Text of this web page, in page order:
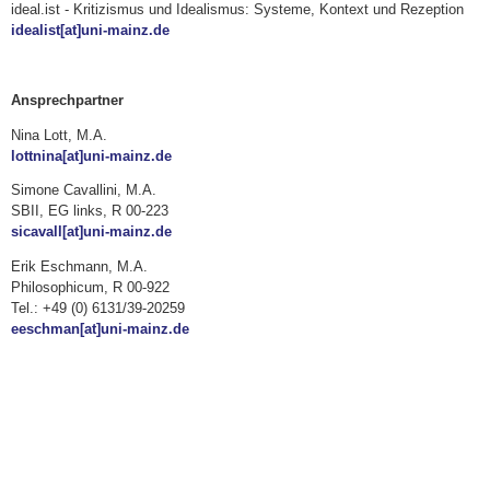
ideal.ist - Kritizismus und Idealismus: Systeme, Kontext und Rezeption
idealist[at]uni-mainz.de
Ansprechpartner
Nina Lott, M.A.
lottnina[at]uni-mainz.de
Simone Cavallini, M.A.
SBII, EG links, R 00-223
sicavall[at]uni-mainz.de
Erik Eschmann, M.A.
Philosophicum, R 00-922
Tel.: +49 (0) 6131/39-20259
eeschman[at]uni-mainz.de